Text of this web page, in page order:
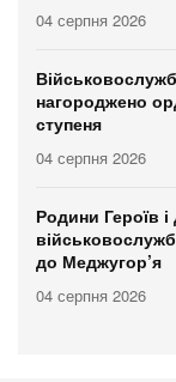
04 серпня 2026
нагороджено
ступеня
04 серпня 2026
Родини Героїв
до Меджугор’я
04 серпня 2026